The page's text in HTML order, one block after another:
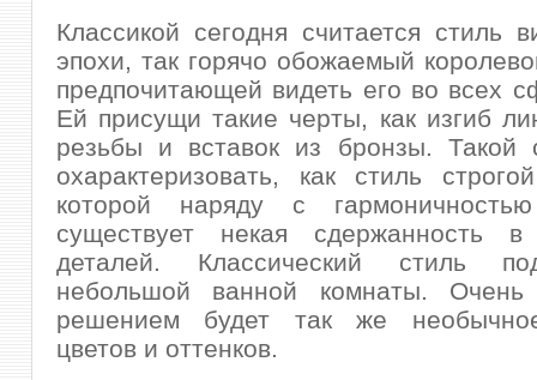
Классикой сегодня считается стиль
эпохи, так горячо обожаемый
предпочитающей видеть его во всех
Ей присущи такие черты, как изгиб
резьбы и вставок из бронзы. Такой
охарактеризовать, как стиль
которой наряду с
существует некая сдержанность в
деталей. Классический стиль
небольшой ванной комнаты. Очень
решением будет так же
цветов и оттенков.